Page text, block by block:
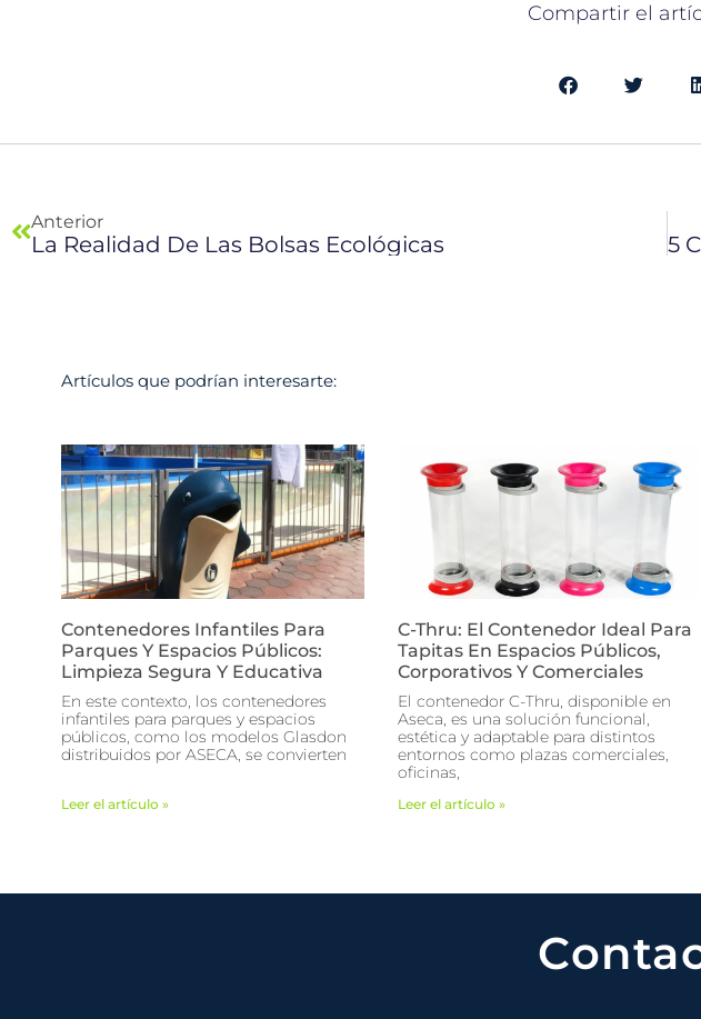
Compartir el
Anterior
La Realidad De Las Bolsas Ecológicas
Artículos que podrían interesarte:
Contenedores Infantiles Para
Parques Y Espacios Públicos:
Limpieza Segura Y Educativa
En este contexto, los contenedores
infantiles para parques y espacios
públicos, como los modelos Glasdon
distribuidos por ASECA, se convierten
Leer el artículo »
C-Thru: El Contenedor Ideal Para
Tapitas En Espacios Públicos,
Corporativos Y Comerciales
El contenedor C-Thru, disponible en
Aseca, es una solución funcional,
estética y adaptable para distintos
entornos como plazas comerciales,
oficinas,
Leer el artículo »